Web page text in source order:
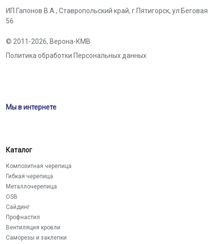
ИП Гапонов В.А., Ставропольский край, г.Пятигорск, ул.Беговая
56
© 2011-2026, Верона-КМВ
Политика обработки Персональных данных
Мы в интернете
Каталог
Композитная черепица
Гибкая черепица
Металлочерепица
OSB
Сайдинг
Профнастил
Вентиляция кровли
Саморезы и заклепки